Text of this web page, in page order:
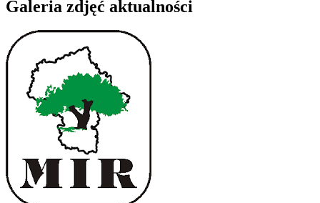
Galeria zdjęć aktualności